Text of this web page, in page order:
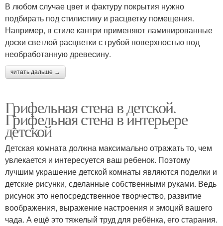
В любом случае цвет и фактуру покрытия нужно
подбирать под стилистику и расцветку помещения.
Например, в стиле кантри применяют ламинированные
доски светлой расцветки с грубой поверхностью под
необработанную древесину.
читать дальше →
Грифельная стена в детской.
Грифельная стена в интерьере
детской
Детская комната должна максимально отражать то, чем
увлекается и интересуется ваш ребенок. Поэтому
лучшим украшение детской комнаты являются поделки и
детские рисунки, сделанные собственными руками. Ведь
рисунок это непосредственное творчество, развитие
воображения, выражение настроения и эмоций вашего
чада. А ещё это тяжелый труд для ребёнка, его старания.